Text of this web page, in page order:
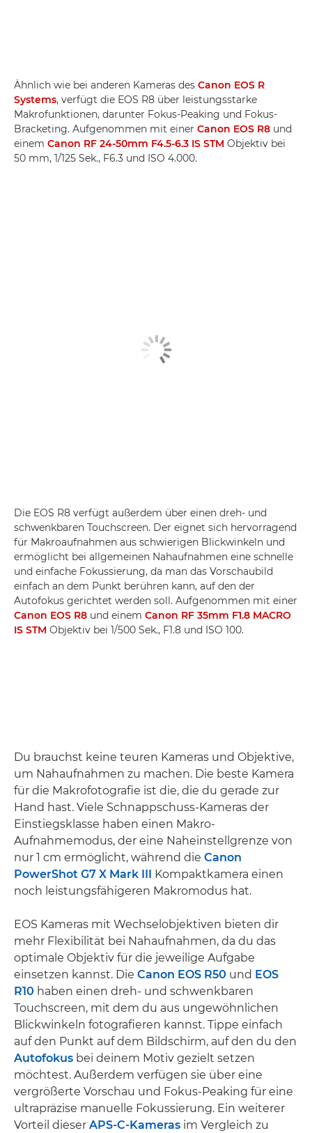
Ähnlich wie bei anderen Kameras des Canon EOS R
Systems, verfügt die EOS R8 über leistungsstarke
Makrofunktionen, darunter Fokus-Peaking und Fokus-
Bracketing. Aufgenommen mit einer Canon EOS R8 und
einem Canon RF 24-50mm F4.5-6.3 IS STM Objektiv bei
50 mm, 1/125 Sek., F6.3 und ISO 4.000.
Die EOS R8 verfügt außerdem über einen dreh- und
schwenkbaren Touchscreen. Der eignet sich hervorragend
für Makroaufnahmen aus schwierigen Blickwinkeln und
ermöglicht bei allgemeinen Nahaufnahmen eine schnelle
und einfache Fokussierung, da man das Vorschaubild
einfach an dem Punkt berühren kann, auf den der
Autofokus gerichtet werden soll. Aufgenommen mit einer
Canon EOS R8 und einem Canon RF 35mm F1.8 MACRO
IS STM Objektiv bei 1/500 Sek., F1.8 und ISO 100.
Du brauchst keine teuren Kameras und Objektive,
um Nahaufnahmen zu machen. Die beste Kamera
für die Makrofotografie ist die, die du gerade zur
Hand hast. Viele Schnappschuss-Kameras der
Einstiegsklasse haben einen Makro-
Aufnahmemodus, der eine Naheinstellgrenze von
nur 1 cm ermöglicht, während die Canon
PowerShot G7 X Mark III Kompaktkamera einen
noch leistungsfähigeren Makromodus hat.
EOS Kameras mit Wechselobjektiven bieten dir
mehr Flexibilität bei Nahaufnahmen, da du das
optimale Objektiv für die jeweilige Aufgabe
einsetzen kannst. Die Canon EOS R50 und EOS
R10 haben einen dreh- und schwenkbaren
Touchscreen, mit dem du aus ungewöhnlichen
Blickwinkeln fotografieren kannst. Tippe einfach
auf den Punkt auf dem Bildschirm, auf den du den
Autofokus bei deinem Motiv gezielt setzen
möchtest. Außerdem verfügen sie über eine
vergrößerte Vorschau und Fokus-Peaking für eine
ultrapräzise manuelle Fokussierung. Ein weiterer
Vorteil dieser APS-C-Kameras im Vergleich zu